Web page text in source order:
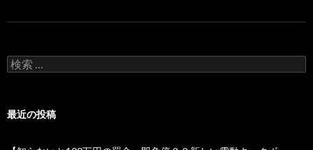
検
索:
最近の投稿